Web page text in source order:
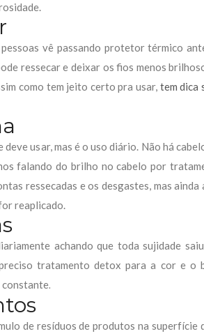
vê passando protetor térmico
ressecar e deixar os fios menos
como tem jeito certo pra usar, tem dica
usar, mas é o uso diário. Não há
falando do brilho no cabelo por
ressecadas e os desgastes, mas ainda
reaplicado.
achando que toda sujidade
tratamento detox para a cor e o
constante.
de resíduos de produtos na superfície